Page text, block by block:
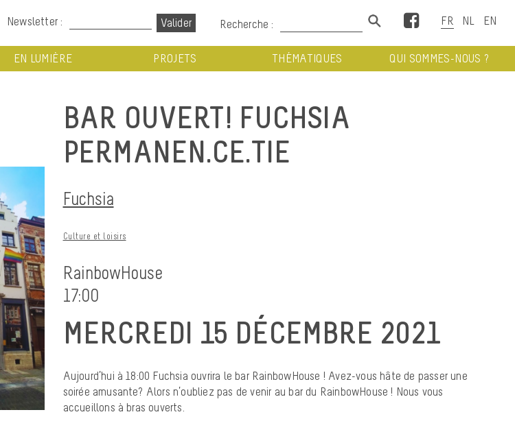
Newsletter : Recherche : Facebook
EN LUMIÈRE PROJETS THÉMATIQUES QUI SOMMES-NOUS ?
BAR OUVERT! FUCHSIA
PERMANEN.CE.TIE
Fuchsia
Culture et loisirs
RainbowHouse
17:00
MERCREDI 15 DÉCEMBRE 2021
Aujourd’hui à 18:00 Fuchsia ouvrira le bar RainbowHouse ! Avez-vous hâte de passer une
soirée amusante? Alors n’oubliez pas de venir au bar du RainbowHouse ! Nous vous
accueillons à bras ouverts.